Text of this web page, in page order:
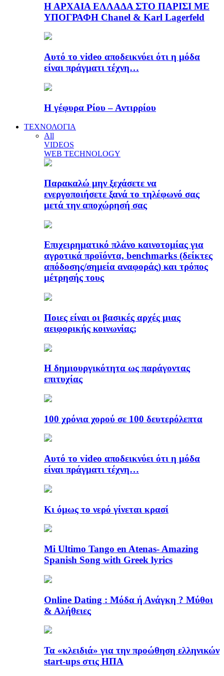
Η ΑΡΧΑΙΑ ΕΛΛΑΔΑ ΣΤΟ ΠΑΡΙΣΙ ΜΕ
ΥΠΟΓΡΑΦΗ Chanel & Karl Lagerfeld
Αυτό το video αποδεικνύει ότι η μόδα
είναι πράγματι τέχνη…
Η γέφυρα Ρίου – Αντιρρίου
ΤΕΧΝΟΛΟΓΙΑ
All
VIDEOS
WEB TECHNOLOGY
Παρακαλώ μην ξεχάσετε να
ενεργοποιήσετε ξανά το τηλέφωνό σας
μετά την αποχώρησή σας
Επιχειρηματικό πλάνο καινοτομίας για
αγροτικά προϊόντα, benchmarks (δείκτες
απόδοσης/σημεία αναφοράς) και τρόπος
μέτρησής τους
Ποιες είναι οι βασικές αρχές μιας
αειφορικής κοινωνίας;
Η δημιουργικότητα ως παράγοντας
επιτυχίας
100 χρόνια χορού σε 100 δευτερόλεπτα
Αυτό το video αποδεικνύει ότι η μόδα
είναι πράγματι τέχνη…
Κι όμως το νερό γίνεται κρασί
Mi Ultimo Tango en Atenas- Amazing
Spanish Song with Greek lyrics
Online Dating : Μόδα ή Ανάγκη ? Μύθοι
& Αλήθειες
Τα «κλειδιά» για την προώθηση ελληνικών
start-ups στις ΗΠΑ